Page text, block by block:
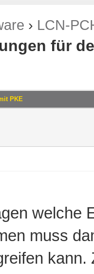
› LCN-
für
PKE
welche
muss